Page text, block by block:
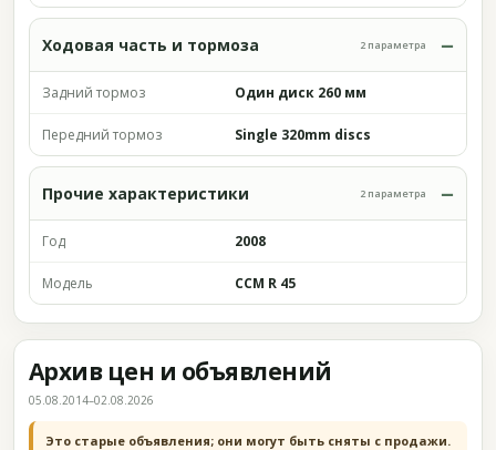
Ходовая часть и тормоза 2 параметра
Задний тормоз Один диск 260 мм
Передний тормоз Single 320mm discs
Прочие характеристики 2 параметра
Год 2008
Модель CCM R 45
Архив цен и объявлений
05.08.2014–02.08.2026
Это старые объявления; они могут быть сняты с продажи.